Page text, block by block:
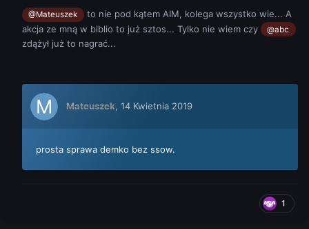
@Mateuszek
to nie pod kątem AIM, kolega wszystko wie... A
akcja ze mną w biblio to już sztos... Tylko nie wiem czy
@abc
zdążył już to nagrać...
Mateuszek, 14 Kwietnia 2019
prosta sprawa demko bez ssow.
1